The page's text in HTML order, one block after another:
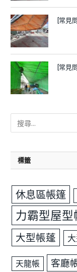
[常見
[常見
標籤
休息區帳篷
力霸型屋型
大型帳蓬
天龍帳 客廳